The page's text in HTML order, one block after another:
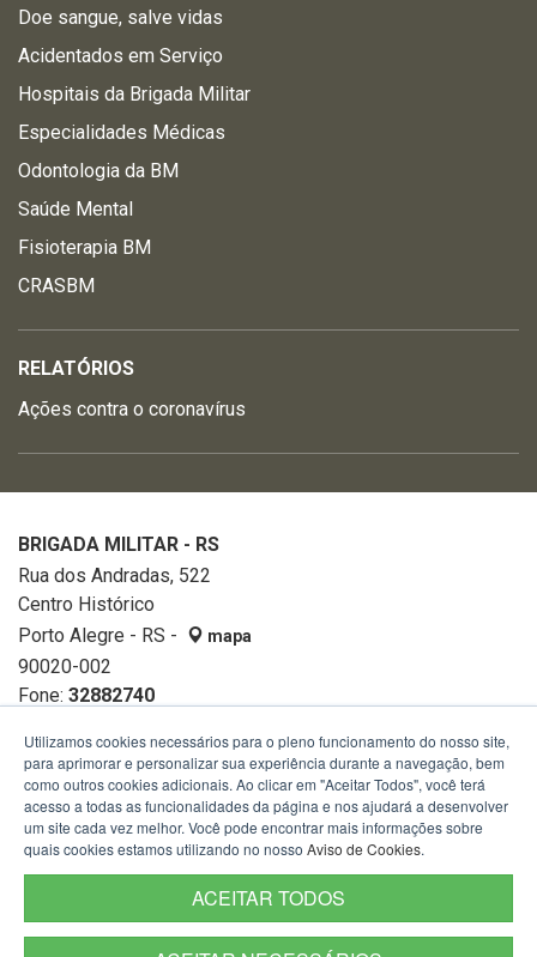
Doe sangue, salve vidas
Acidentados em Serviço
Hospitais da Brigada Militar
Especialidades Médicas
Odontologia da BM
Saúde Mental
Fisioterapia BM
CRASBM
RELATÓRIOS
Ações contra o coronavírus
BRIGADA MILITAR - RS
Rua dos Andradas, 522
Centro Histórico
Porto Alegre - RS -
mapa
90020-002
Fone: 32882740
Utilizamos cookies necessários para o pleno funcionamento do nosso site,
para aprimorar e personalizar sua experiência durante a navegação, bem
como outros cookies adicionais. Ao clicar em "Aceitar Todos", você terá
acesso a todas as funcionalidades da página e nos ajudará a desenvolver
um site cada vez melhor. Você pode encontrar mais informações sobre
quais cookies estamos utilizando no nosso Aviso de Cookies.
ACEITAR TODOS